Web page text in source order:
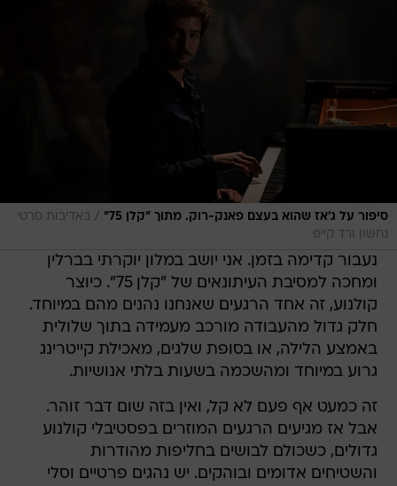
סיפור על ג'אז שהוא בעצם פאנק-רוק. מתוך "קלן 75" / באדיבות סרטי
נחשון ורד קייפ
נעבור קדימה בזמן. אני יושב במלון יוקרתי בברלין
ומחכה למסיבת העיתונאים של "קלן 75". כיוצר
קולנוע, זה אחד הרגעים שאנחנו נהנים מהם במיוחד.
חלק גדול מהעבודה מורכב מעמידה בתוך שלולית
באמצע הלילה, או בסופת שלגים, מאכילת קייטרינג
גרוע במיוחד ומהשכמה בשעות בלתי אנושיות.
זה כמעט אף פעם לא קל, ואין בזה שום דבר זוהר.
אבל אז מגיעים הרגעים המוזרים בפסטיבלי קולנוע
גדולים, כשכולם לבושים בחליפות מהודרות
והשטיחים אדומים ובוהקים. יש נהגים פרטיים וסלי